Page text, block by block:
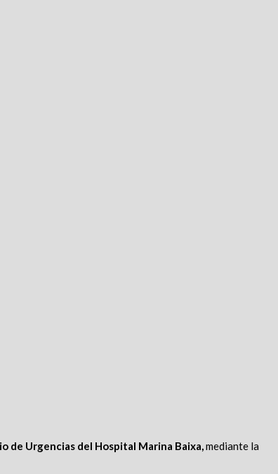
de Urgencias del Hospital Marina Baixa,mediante la